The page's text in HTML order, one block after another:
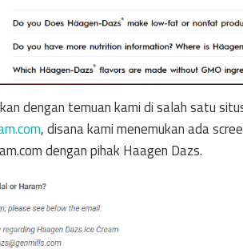
dengan temuan kami di salah satu
, disana kami menemukan ada
dengan pihak Haagen Dazs.